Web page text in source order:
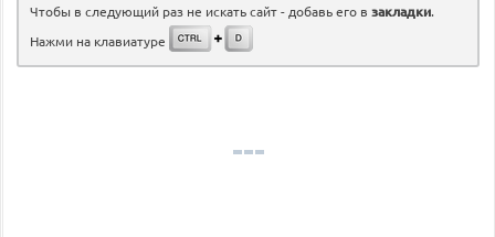
Чтобы в следующий раз не искать сайт - добавь его в закладки.
Нажми на клавиатуре